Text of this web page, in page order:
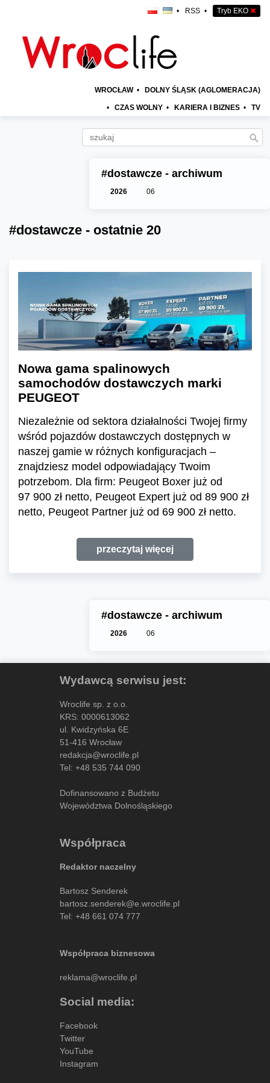
• RSS • Tryb EKO ✖
WROCŁAW • DOLNY ŚLĄSK (AGLOMERACJA)
• CZAS WOLNY • KARIERA I BIZNES • TV
#dostawcze - archiwum
2026 06
#dostawcze - ostatnie 20
Nowa gama spalinowych
samochodów dostawczych marki
PEUGEOT
Niezależnie od sektora działalności Twojej firmy
wśród pojazdów dostawczych dostępnych w
naszej gamie w różnych konfiguracjach –
znajdziesz model odpowiadający Twoim
potrzebom. Dla firm: Peugeot Boxer już od
97 900 zł netto, Peugeot Expert już od 89 900 zł
netto, Peugeot Partner już od 69 900 zł netto.
przeczytaj więcej
#dostawcze - archiwum
2026 06
Wydawcą serwisu jest:
Wroclife sp. z o.o.
KRS: 0000613062
ul. Kwidzyńska 6E
51-416 Wrocław
redakcja@wroclife.pl
Tel: +48 535 744 090
Dofinansowano z Budżetu
Województwa Dolnośląskiego
Współpraca
Redaktor naczelny
Bartosz Senderek
bartosz.senderek@e.wroclife.pl
Tel: +48 661 074 777
Współpraca biznesowa
reklama@wroclife.pl
Social media:
Facebook
Twitter
YouTube
Instagram